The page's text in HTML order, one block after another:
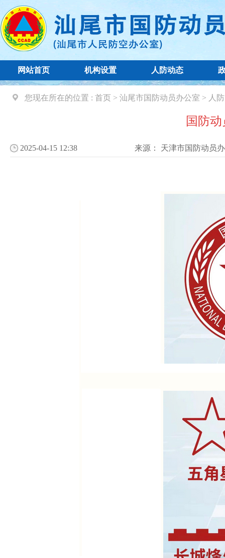
网站首页 机构设置 人防动态
您现在所在的位置 : 首页 > 汕尾市国防动员办公室 > 人
国防
2025-04-15 12:38 来源： 天津市国防动员